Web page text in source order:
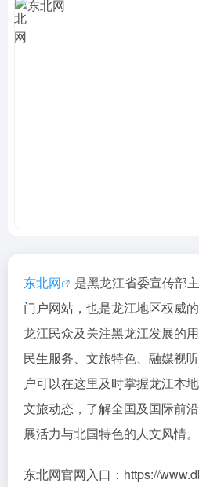
东北网
是黑龙江省委宣传部
门户网站，也是龙江地区权威
龙江民众及关注黑龙江发展的
民生服务、文旅特色、融媒视
户可以在这里及时掌握龙江本
文旅动态，了解全国及国际前
展活力与北国特色的人文风情。
东北网官网入口：https://